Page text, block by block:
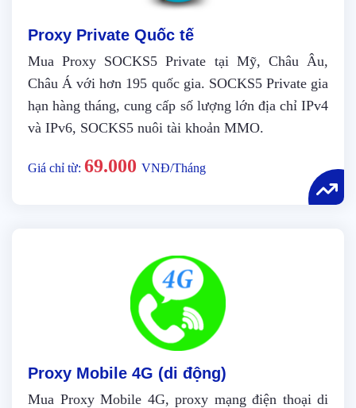
Proxy Private Quốc tế
Mua Proxy SOCKS5 Private tại Mỹ, Châu Âu,
Châu Á với hơn 195 quốc gia. SOCKS5 Private gia
hạn hàng tháng, cung cấp số lượng lớn địa chỉ IPv4
và IPv6, SOCKS5 nuôi tài khoản MMO.
Giá chỉ từ: 69.000 VNĐ/Tháng
Proxy Mobile 4G (di động)
Mua Proxy Mobile 4G, proxy mạng điện thoại di